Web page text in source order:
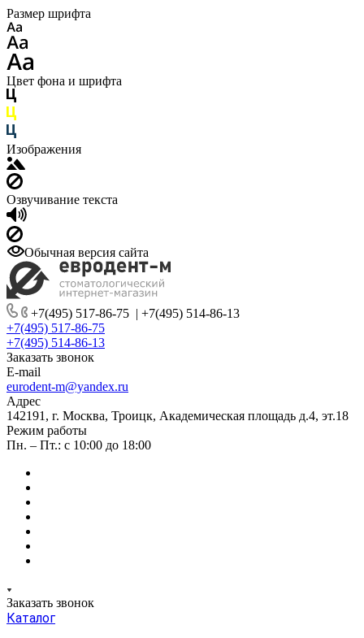
Размер шрифта
Цвет фона и шрифта
Изображения
Озвучивание текста
Обычная версия сайта
+7(495) 517-86-75 | +7(495) 514-86-13
+7(495) 517-86-75
+7(495) 514-86-13
Заказать звонок
E-mail
eurodent-m@yandex.ru
Адрес
142191, г. Москва, Троицк, Академическая площадь д.4, эт.18
Режим работы
Пн. – Пт.: с 10:00 до 18:00
Заказать звонок
Каталог